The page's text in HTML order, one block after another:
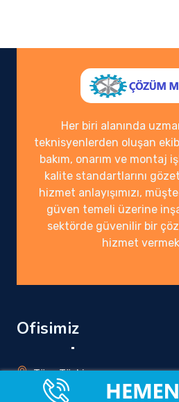
Her biri alanında
teknisyenlerden oluşan
bakım, onarım ve montaj
kalite standartlarını
hizmet anlayışımızı,
güven temeli üzerine
sektörde güvenilir bir
hizmet
Ofisimiz
Tüm Türkiye